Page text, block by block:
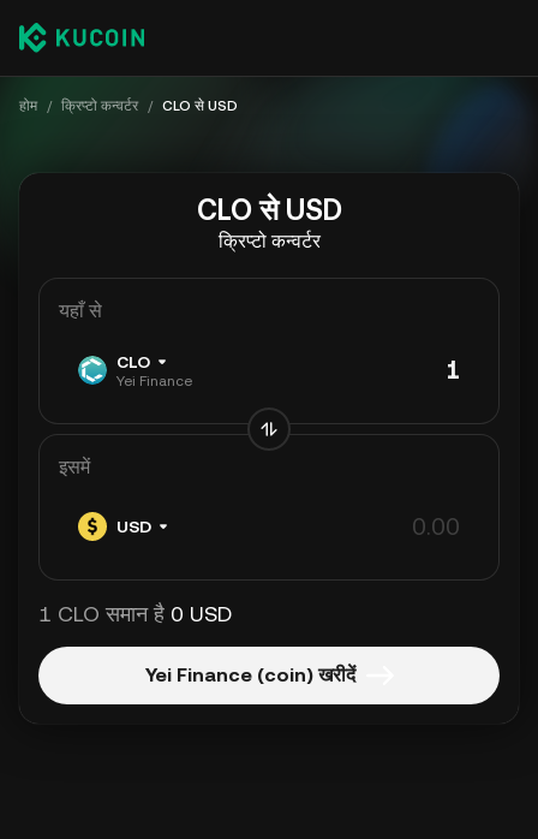
होम / क्रिप्टो कन्वर्टर / CLO से USD
CLO से USD
क्रिप्टो कन्वर्टर
यहाँ से
CLO
Yei Finance
इसमें
USD
1 CLO समान है 0 USD
Yei Finance (coin) खरीदें